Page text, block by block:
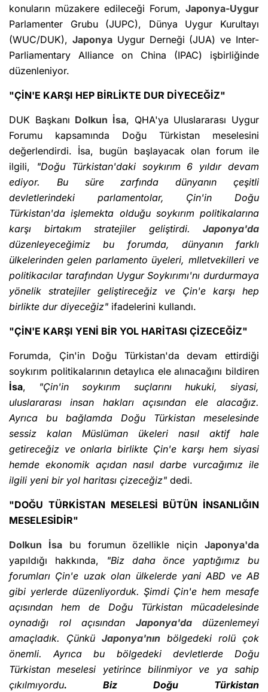
konuların müzakere edileceği Forum, Japonya-Uygur
Parlamenter Grubu (JUPC), Dünya Uygur Kurultayı
(WUC/DUK), JaponyaUygur Derneği (JUA) ve Inter-
Parliamentary Alliance on China (IPAC) işbirliğinde
düzenleniyor.
"ÇİN'E KARŞI HEP BİRLİKTE DUR DİYECEĞİZ"
DUK Başkanı Dolkun İsa, QHA'ya Uluslararası Uygur
Forumu kapsamında Doğu Türkistan meselesini
değerlendirdi. İsa, bugün başlayacak olan forum ile
ilgili,
"Doğu Türkistan'daki soykırım 6 yıldır devam
ediyor. Bu süre zarfında dünyanın çeşitli
devletlerindeki parlamentolar, Çin'in Doğu
Türkistan'da işlemekta olduğu soykırım politikalarına
karşı birtakım stratejiler geliştirdi. Japonya'da
düzenleyeceğimiz bu forumda, dünyanın farklı
ülkelerinden gelen parlamento üyeleri, mlletvekilleri ve
politikacılar tarafından Uygur Soykırımı'nı durdurmaya
yönelik stratejiler geliştireceğiz ve Çin'e karşı hep
birlikte dur diyeceğiz" ifadelerini kullandı.
"ÇİN'E KARŞI YENİ BİR YOL HARİTASI ÇİZECEĞİZ"
Forumda, Çin'in Doğu Türkistan'da devam ettirdiği
soykırım politikalarının detaylıca ele alınacağını bildiren
İsa, "Çin'in soykırım suçlarını hukuki, siyasi,
uluslararası insan hakları açısından ele alacağız.
Ayrıca bu bağlamda Doğu Türkistan meselesinde
sessiz kalan Müslüman ükeleri nasıl aktif hale
getireceğiz ve onlarla birlikte Çin'e karşı hem siyasi
hemde ekonomik açıdan nasıl darbe vurcağımız ile
ilgili yeni bir yol haritası çizeceğiz" dedi.
"DOĞU TÜRKİSTAN MESELESİ BÜTÜN İNSANLIĞIN
MESELESİDİR"
Dolkun İsabu forumun özellikle niçinJaponya'da
yapıldığı hakkında, "Biz daha önce yaptığımız bu
forumları Çin'e uzak olan ülkelerde yani ABD ve AB
gibi yerlerde düzenliyorduk. Şimdi Çin'e hem mesafe
açısından hem de Doğu Türkistan mücadelesinde
oynadığı rol açısından Japonya'dadüzenlemeyi
amaçladık. Çünkü Japonya'nın bölgedeki rolü çok
önemli. Ayrıca bu bölgedeki devletlerde Doğu
Türkistan meselesi yetirince bilinmiyor ve ya sahip
çıkılmıyordu. Biz Doğu Türkistan